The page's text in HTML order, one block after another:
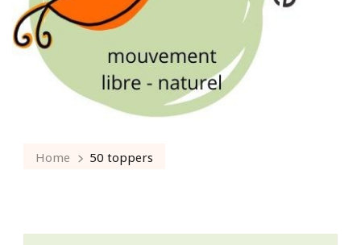
Home 50 toppers